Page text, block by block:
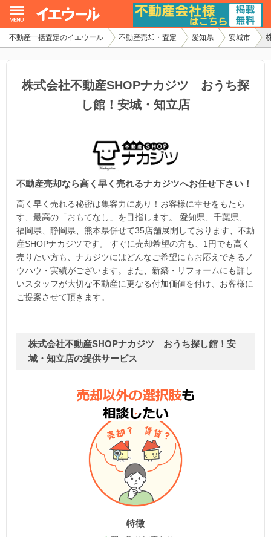
不動産一括査定のイエウール 不動産売却・査定 愛知県 安城市
株式会社不動産SHOPナカジツ おうち探
し館！安城・知立店
不動産売却なら高く早く売れるナカジツへお任せ下さい！
高く早く売れる秘密は集客力にあり！お客様に幸せをもたら
す、最高の「おもてなし」を目指します。 愛知県、千葉県、
福岡県、静岡県、熊本県併せて35店舗展開しております、不動
産SHOPナカジツです。 すぐに売却希望の方も、1円でも高く
売りたい方も、ナカジツにはどんなご希望にもお応えできるノ
ウハウ・実績がございます。また、新築・リフォームにも詳し
いスタッフが大切な不動産に更なる付加価値を付け、お客様に
ご提案させて頂きます。
株式会社不動産SHOPナカジツ おうち探し館！安
城・知立店の提供サービス
特徴
イエウール加盟希望の不動産会社様
家査定シミュレーター